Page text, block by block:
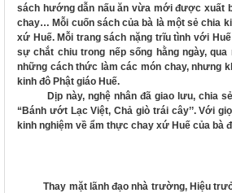
sách hướng dẫn nấu ăn vừa mới được xuất
chay… Mỗi cuốn sách của bà là một sẻ chia
xứ Huế. Mỗi trang sách nặng trĩu tình với
sự chắt chiu trong nếp sống hằng ngày,
những cách thức làm các món chay, nhưng
kinh đô Phật giáo Huế.
Dịp này, nghệ nhân đã giao lưu, chia sẻ
“Bánh ướt Lạc Việt, Chả giò trái cây’’. Với
kinh nghiệm về ẩm thực chay xứ Huế của bà
Thay mặt lãnh đạo nhà trường, Hiệu